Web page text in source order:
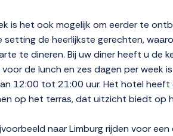
is het ook mogelijk om eerder te
de heerlijkste gerechten,
te dineren. Bij uw diner heeft u de
de lunch en zes dagen per week
12:00 tot 21:00 uur. Het hotel heeft
op het terras, dat uitzicht biedt op
naar Limburg rijden voor een